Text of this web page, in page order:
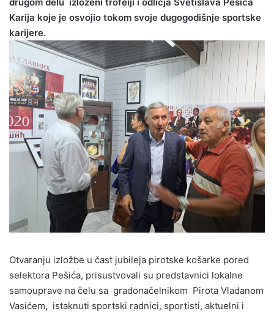
Karija koje je osvojio tokom svoje dugogodišnje sportske
karijere.
Otvaranju izložbe u čast jubileja pirotske košarke pored
selektora Pešića, prisustvovali su predstavnici lokalne
samouprave na čelu sa gradonačelnikom Pirota Vladanom
Vasićem, istaknuti sportski radnici, sportisti, aktuelni i